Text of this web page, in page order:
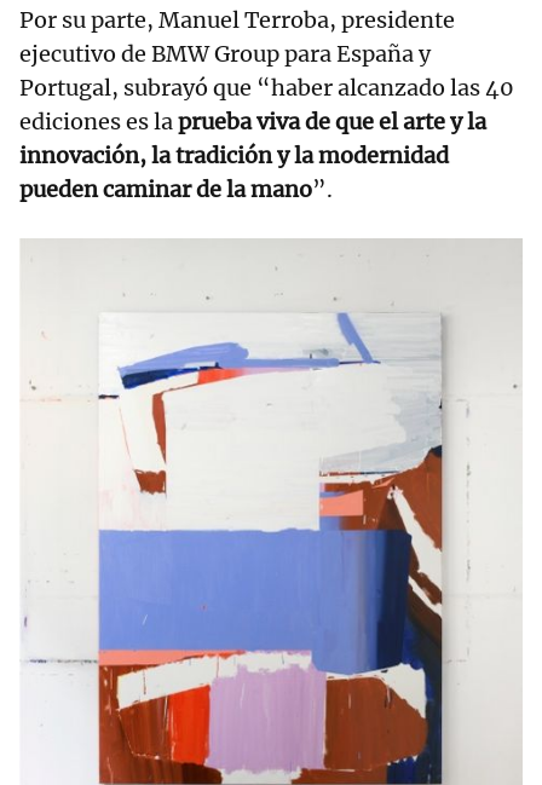
Por su parte, Manuel Terroba, presidente
ejecutivo de BMW Group para España y
Portugal, subrayó que “haber alcanzado las 40
ediciones es laprueba viva de que el arte y la
innovación, la tradición y la modernidad
pueden caminar de la mano”.